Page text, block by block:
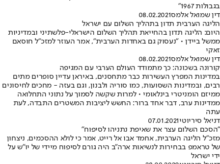
בגבולות 1967"
דין שמואל אלמס08.02.2021
הליגה הערבית תדון בתהליך השלום עם ישראל
היום: הליגה תדון בהחייאת תהליך השלום הישראלי-פלשתיני ובמדיניות
ממשל ביידן • "נעסוק גם באחדות הערבית", אמר העוזר למזכ"ל חוסאם
זאקי
דין שמואל אלמס08.02.2021
קורונה בשכונה: כך מתמודד העולם הערבי עם המגיפה
במדינות המפרץ העשירות כבר מתחסנים, באיראן עדיין סופרים מתים
רבים, ובמדינות השסועות, כמו סוריה ולבנון, וגם בעזה - מחכים לחיסונים
ממיזם הומניטרי בינלאומי • למרות שקשה לסמוך על נתוני התחלואה
ממדינות ערב, דבר אחד ברור: החשש ליציבות המשטרים התבדה, לעת
עתה
דניאל סיריוטי07.01.2021
"הסכם השלום עצר את שאיפת נתניהו לסיפוח"
מזכ"ל הליגה הערבית, אחמד אבו אל רייט, אמר כי לולא ההסכמים, ניצחון
של טראמפ בבחירות לנשיאות ארה"ב היה גורם לסיפוח מיידי של יו"ש על
ידי ישראל